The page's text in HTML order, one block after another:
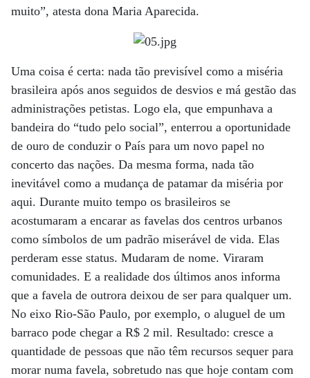
muito”, atesta dona Maria Aparecida.
Uma coisa é certa: nada tão previsível como a miséria
brasileira após anos seguidos de desvios e má gestão das
administrações petistas. Logo ela, que empunhava a
bandeira do “tudo pelo social”, enterrou a oportunidade
de ouro de conduzir o País para um novo papel no
concerto das nações. Da mesma forma, nada tão
inevitável como a mudança de patamar da miséria por
aqui. Durante muito tempo os brasileiros se
acostumaram a encarar as favelas dos centros urbanos
como símbolos de um padrão miserável de vida. Elas
perderam esse status. Mudaram de nome. Viraram
comunidades. E a realidade dos últimos anos informa
que a favela de outrora deixou de ser para qualquer um.
No eixo Rio-São Paulo, por exemplo, o aluguel de um
barraco pode chegar a R$ 2 mil. Resultado: cresce a
quantidade de pessoas que não têm recursos sequer para
morar numa favela, sobretudo nas que hoje contam com